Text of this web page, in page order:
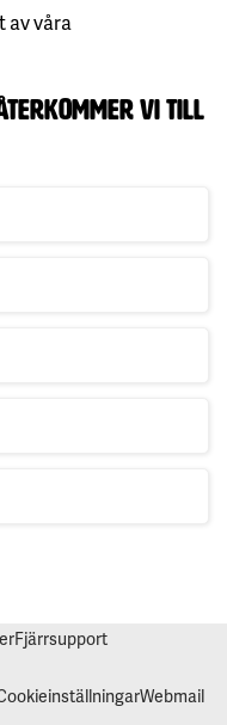
av våra
vi till
Fjärrsupport
Webmail